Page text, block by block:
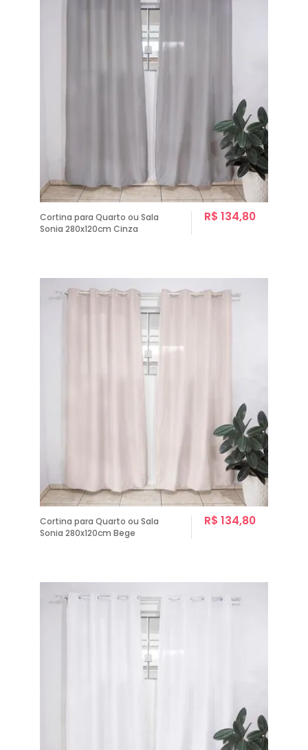
Cortina para Quarto ou Sala
Sonia 280x120cm Cinza
R$ 134,80
Cortina para Quarto ou Sala
Sonia 280x120cm Bege
R$ 134,80